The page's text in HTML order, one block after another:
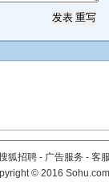
狐招聘 - 广告服务 - 客
©2016